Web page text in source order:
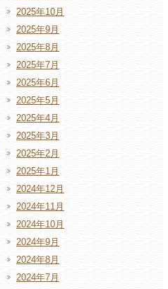
2025年10月
2025年9月
2025年8月
2025年7月
2025年6月
2025年5月
2025年4月
2025年3月
2025年2月
2025年1月
2024年12月
2024年11月
2024年10月
2024年9月
2024年8月
2024年7月